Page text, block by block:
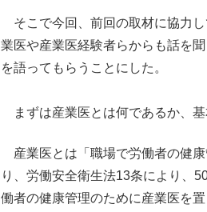
そこで今回、前回の取材に協力
業医や産業医経験者らからも話を
を語ってもらうことにした。
まずは産業医とは何であるか、基
産業医とは「職場で労働者の健
り、労働安全衛生法13条により、
働者の健康管理のために産業医を